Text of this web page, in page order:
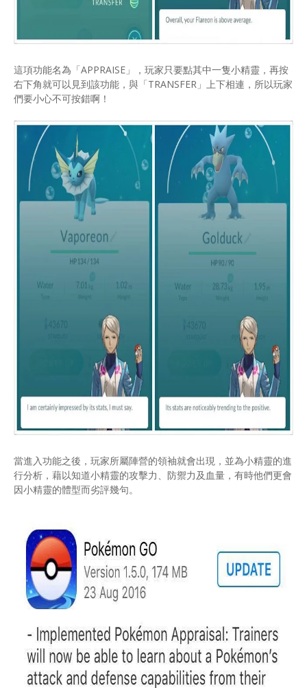
這項功能名為「APPRAISE」，玩家只要點其中一隻小精靈，再按
右下角就可以見到該功能，與「TRANSFER」上下相連，所以玩家
們要小心不可按錯啊！
當進入功能之後，玩家所屬陣營的領袖就會出現，並為小精靈的進
行分析，藉以知道小精靈的攻擊力、防禦力及血量，有時他們更會
因小精靈的體型而劣評幾句。